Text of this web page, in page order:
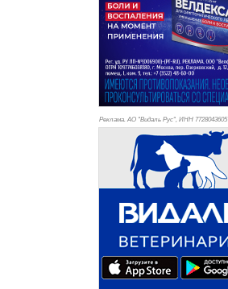
Реклама. АО "Видаль Рус", ИНН 7728043605